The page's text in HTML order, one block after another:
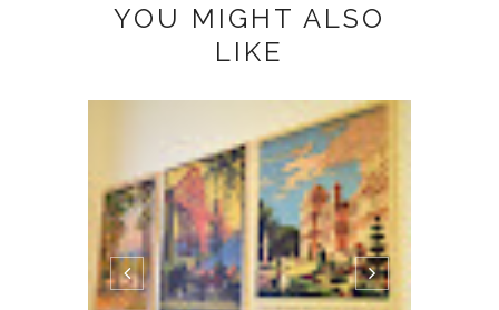
YOU MIGHT ALSO
LIKE